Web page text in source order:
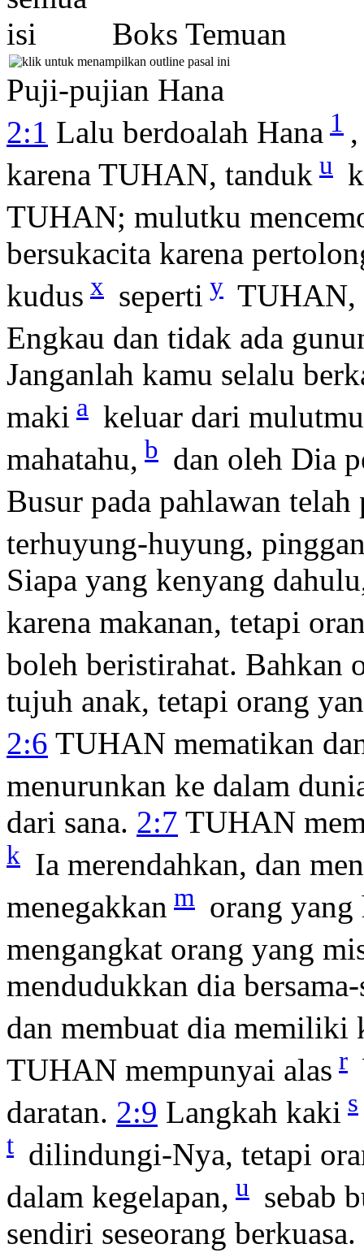
Boks Temuan
Puji-pujian Hana
2:1 Lalu berdoalah Hana 1
karena TUHAN, tanduk u
TUHAN; mulutku
bersukacita karena
kudus x seperti y TUHAN,
Engkau dan tidak ada
Janganlah kamu selalu
maki a keluar dari
mahatahu, b dan oleh Dia
Busur pada pahlawan telah
terhuyung-huyung,
Siapa yang kenyang
karena makanan, tetapi
boleh beristirahat. Bahkan
tujuh anak, tetapi orang
2:6 TUHAN mematikan
menurunkan ke dalam
dari sana. 2:7 TUHAN
k Ia merendahkan, dan
menegakkan m orang yang
mengangkat orang yang
mendudukkan dia
dan membuat dia memiliki
TUHAN mempunyai alas r
daratan. 2:9 Langkah kaki s
t dilindungi-Nya, tetapi
dalam kegelapan, u
sebab
sendiri seseorang berkuasa.